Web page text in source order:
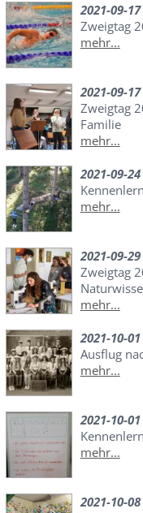
2021-09-17
Zweigtag
mehr...
2021-09-17
Zweigtag
Familie
mehr...
2021-09-24
mehr...
2021-09-29
Zweigtag
mehr...
2021-10-01
Ausflug
mehr...
2021-10-01
mehr...
2021-10-08